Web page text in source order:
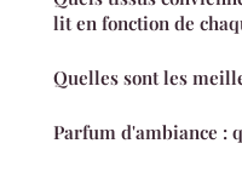
lit en fonction de
Quelles sont les
Parfum d'ambiance :